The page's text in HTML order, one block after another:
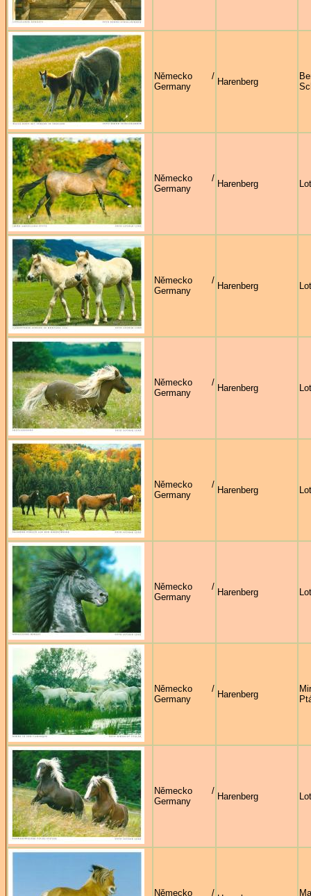
Německo /
Germany
Harenberg
Německo /
Germany
Harenberg
Německo /
Germany
Harenberg
Německo /
Germany
Harenberg
Německo /
Germany
Harenberg
Německo /
Germany
Harenberg
Německo /
Germany
Harenberg
Německo /
Germany
Harenberg
Německo /